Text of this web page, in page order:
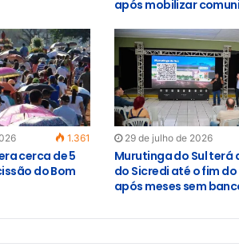
após mobilizar
1.361
cerca de 5
do Bom
29 de julho de 2026
Murutinga do Sul terá
do Sicredi até o fim
após meses sem